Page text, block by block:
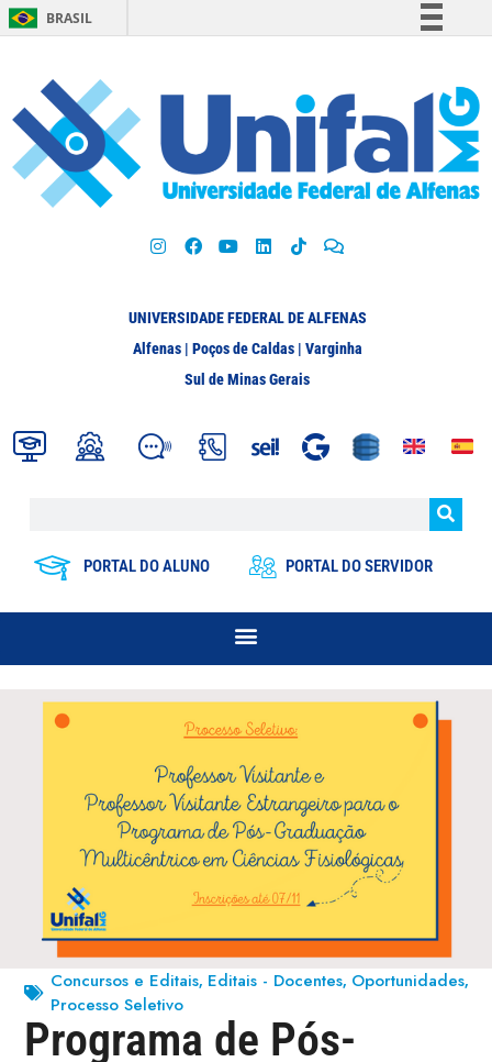
BRASIL
Participe
Acesso à informação
Legislação
UNIVERSIDADE FEDERAL DE ALFENAS
Alfenas | Poços de Caldas | Varginha
Sul de Minas Gerais
PORTAL DO ALUNO PORTAL DO SERVIDOR
Concursos e Editais, Editais - Docentes, Oportunidades,
Processo Seletivo
Programa de Pós-